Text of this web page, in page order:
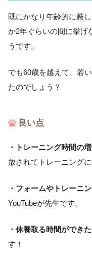
既にかなり年齢的に厳
か2年ぐらいの間に挙げ
うです。
でも60歳を越えて、若
たのでしょう？
良い点
・トレーニング時間の
放されてトレーニング
・フォームやトレーニ
YouTubeが先生です。
・休養取る時間ができた
す！